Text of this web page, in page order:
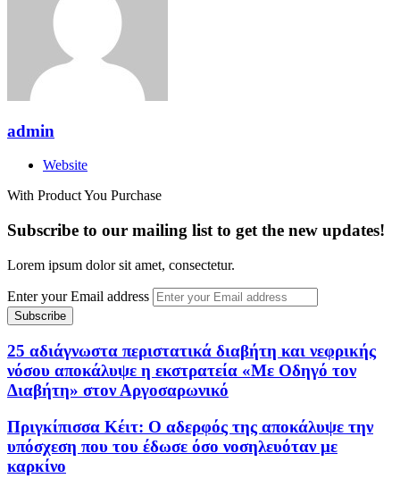
admin
Website
With Product You Purchase
Subscribe to our mailing list to get the new updates!
Lorem ipsum dolor sit amet, consectetur.
Enter your Email address
25 αδιάγνωστα περιστατικά διαβήτη και νεφρικής
νόσου αποκάλυψε η εκστρατεία «Με Οδηγό τον
Διαβήτη» στον Αργοσαρωνικό
Πριγκίπισσα Κέιτ: Ο αδερφός της αποκάλυψε την
υπόσχεση που του έδωσε όσο νοσηλευόταν με
καρκίνο